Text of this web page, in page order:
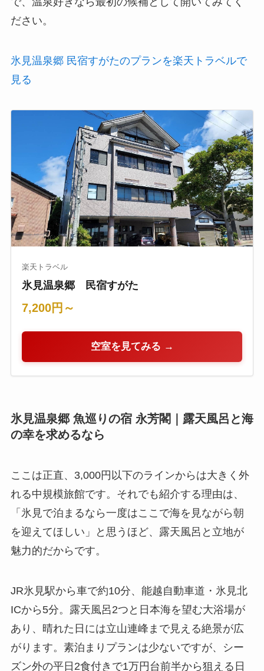
ださい。
氷見温泉郷 民宿すがたのプランを楽天トラベルで
見る
楽天トラベル
氷見温泉郷 民宿すがた
7,200円～
空室を見てみる →
氷見温泉郷 魚巡りの宿 永芳閣｜露天風呂と海
の幸を求めるなら
ここは正直、3,000円以下のラインからは大きく外
れる中規模旅館です。それでも紹介する理由は、
「氷見で泊まるなら一度はここで海を見ながら朝
を迎えてほしい」と思うほど、露天風呂と立地が
魅力的だからです。
JR氷見駅から車で約10分、能越自動車道・氷見北
ICから5分。露天風呂2つと日本海を望む大浴場が
あり、晴れた日には立山連峰まで見える絶景が広
がります。素泊まりプランは少ないですが、シー
ズン外の平日2食付きで1万円台前半から狙える日